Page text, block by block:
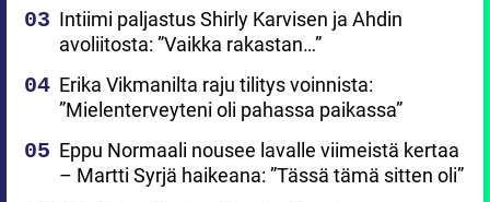
Intiimi paljastus Shirly Karvisen ja Ahdin
avoliitosta: ”Vaikka rakastan…”
Erika Vikmanilta raju tilitys voinnista:
”Mielenterveyteni oli pahassa paikassa”
Eppu Normaali nousee lavalle viimeistä kertaa
– Martti Syrjä haikeana: ”Tässä tämä sitten oli”